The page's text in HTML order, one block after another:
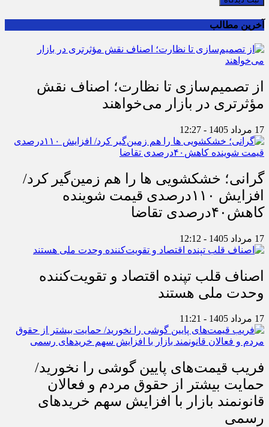
آخرین مطالب
از تصمیم‌سازی تا نظارت؛ اصناف نقش
مؤثرتری در بازار می‌خواهند
17 مرداد 1405 - 12:27
گرانی؛ خشکشویی‌ ها را هم زمین‌گیر کرد/
افزایش ۱۱۰درصدی قیمت شوینده
کاهش۴۰درصدی تقاضا
17 مرداد 1405 - 12:12
اصناف قلب تپنده اقتصاد و تقویت‌کننده
وحدت ملی هستند
17 مرداد 1405 - 11:21
فریب قیمت‌های پایین گوشی را نخورید/
حمایت بیشتر از حقوق مردم و فعالان
قانونمند بازار با افزایش سهم خریدهای
رسمی